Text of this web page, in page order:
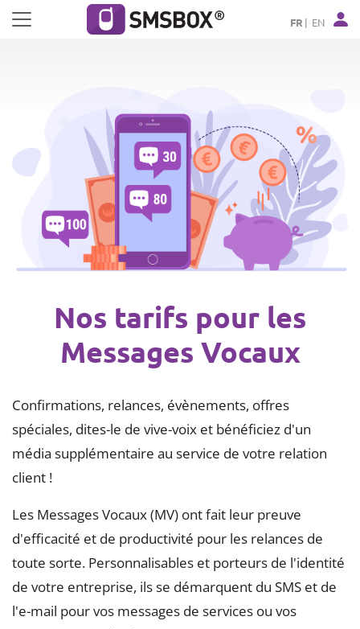
Panneau de gestion des cookies
FR EN
Nos tarifs pour les
Messages Vocaux
Confirmations, relances, évènements, offres
spéciales, dites-le de vive-voix et bénéficiez d'un
média supplémentaire au service de votre relation
client !
Les Messages Vocaux (MV) ont fait leur preuve
d'efficacité et de productivité pour les relances de
toute sorte. Personnalisables et porteurs de l'identité
de votre entreprise, ils se démarquent du SMS et de
l'e-mail pour vos messages de services ou vos